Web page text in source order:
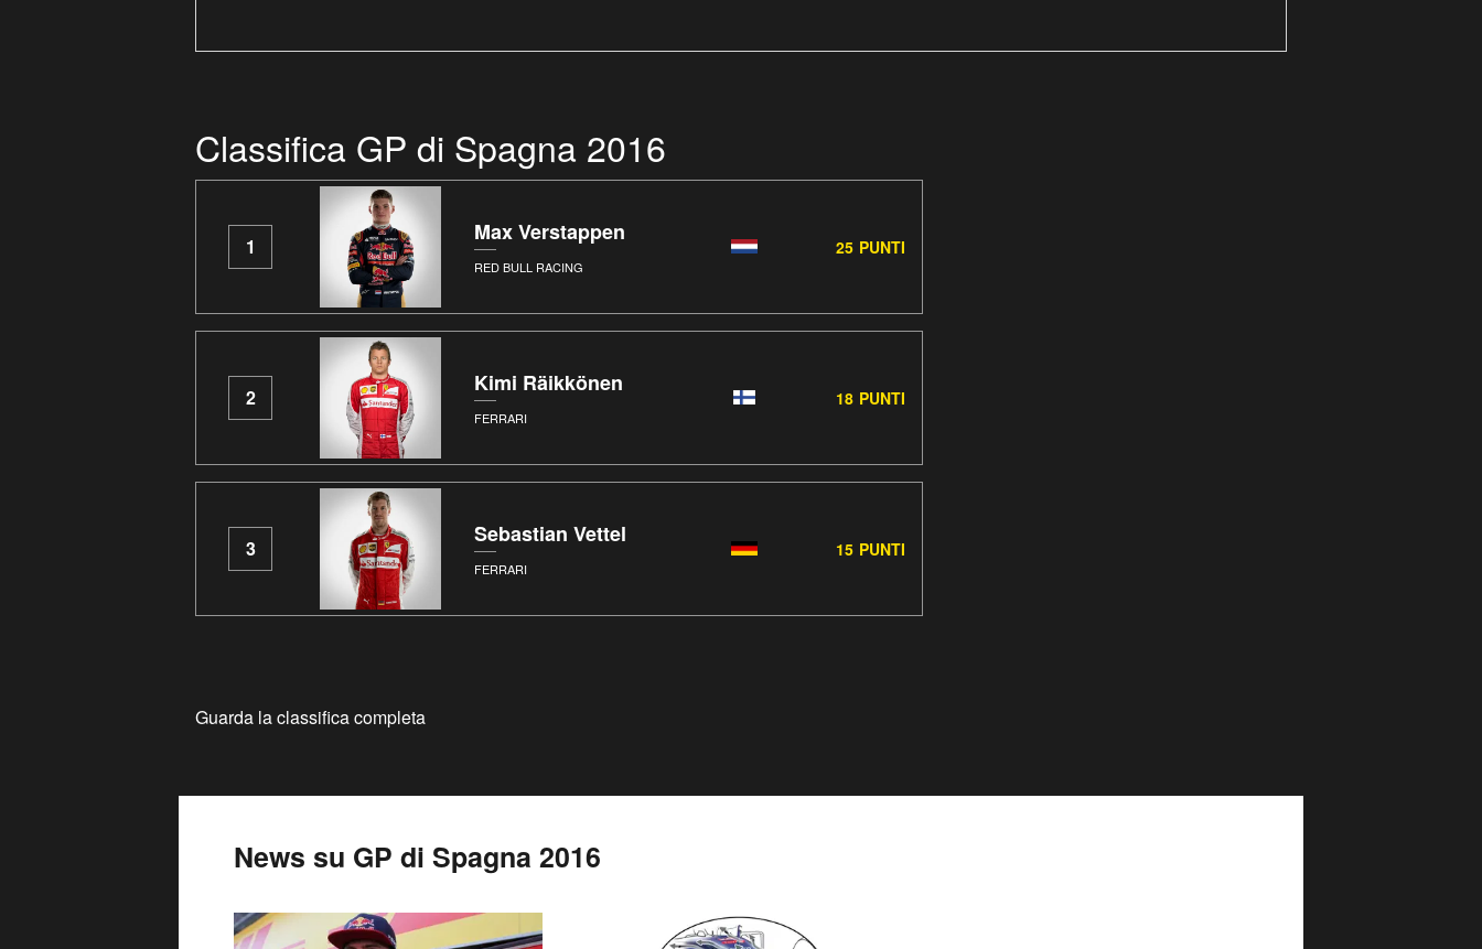
Classifica GP di Spagna 2016
1
Max Verstappen
RED BULL RACING
25 PUNTI
2
Kimi Räikkönen
FERRARI
18 PUNTI
3
Sebastian Vettel
FERRARI
15 PUNTI
Guarda la classifica completa
News su GP di Spagna 2016